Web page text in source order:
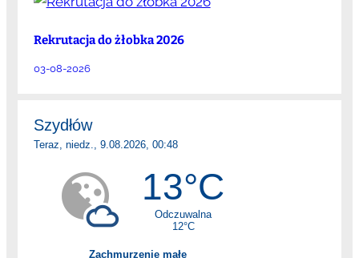
Rekrutacja do żłobka 2026
03-08-2026